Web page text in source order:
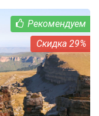
29%